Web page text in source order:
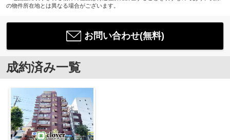
の物件所在地とは異なる場合がございます。
お問い合わせ(無料)
成約済み一覧